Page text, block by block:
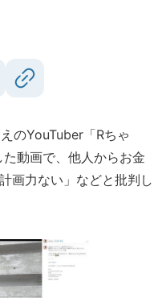
のYouTuber「Rちゃ
動画で、他人からお金
画力ない」などと批判し